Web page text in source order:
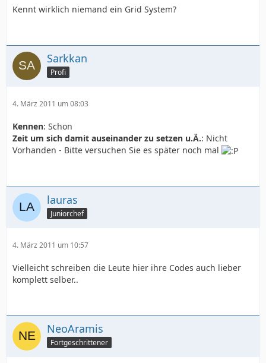
Kennt wirklich niemand ein Grid System?
Sarkkan
Profi
4. März 2011 um 08:03
Kennen: Schon
Zeit um sich damit auseinander zu setzen u.Ä.: Nicht
Vorhanden - Bitte versuchen Sie es später noch mal
lauras
Juniorchef
4. März 2011 um 10:57
Vielleicht schreiben die Leute hier ihre Codes auch lieber
komplett selber..
NeoAramis
Fortgeschrittener